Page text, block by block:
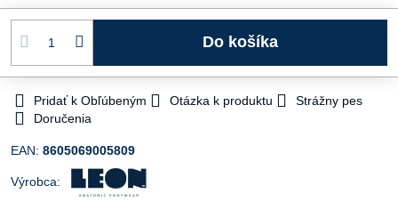
Do košíka
Pridať k Obľúbeným Otázka k produktu
Strážny pes
Doručenia
EAN: 8605069005809
Výrobca: